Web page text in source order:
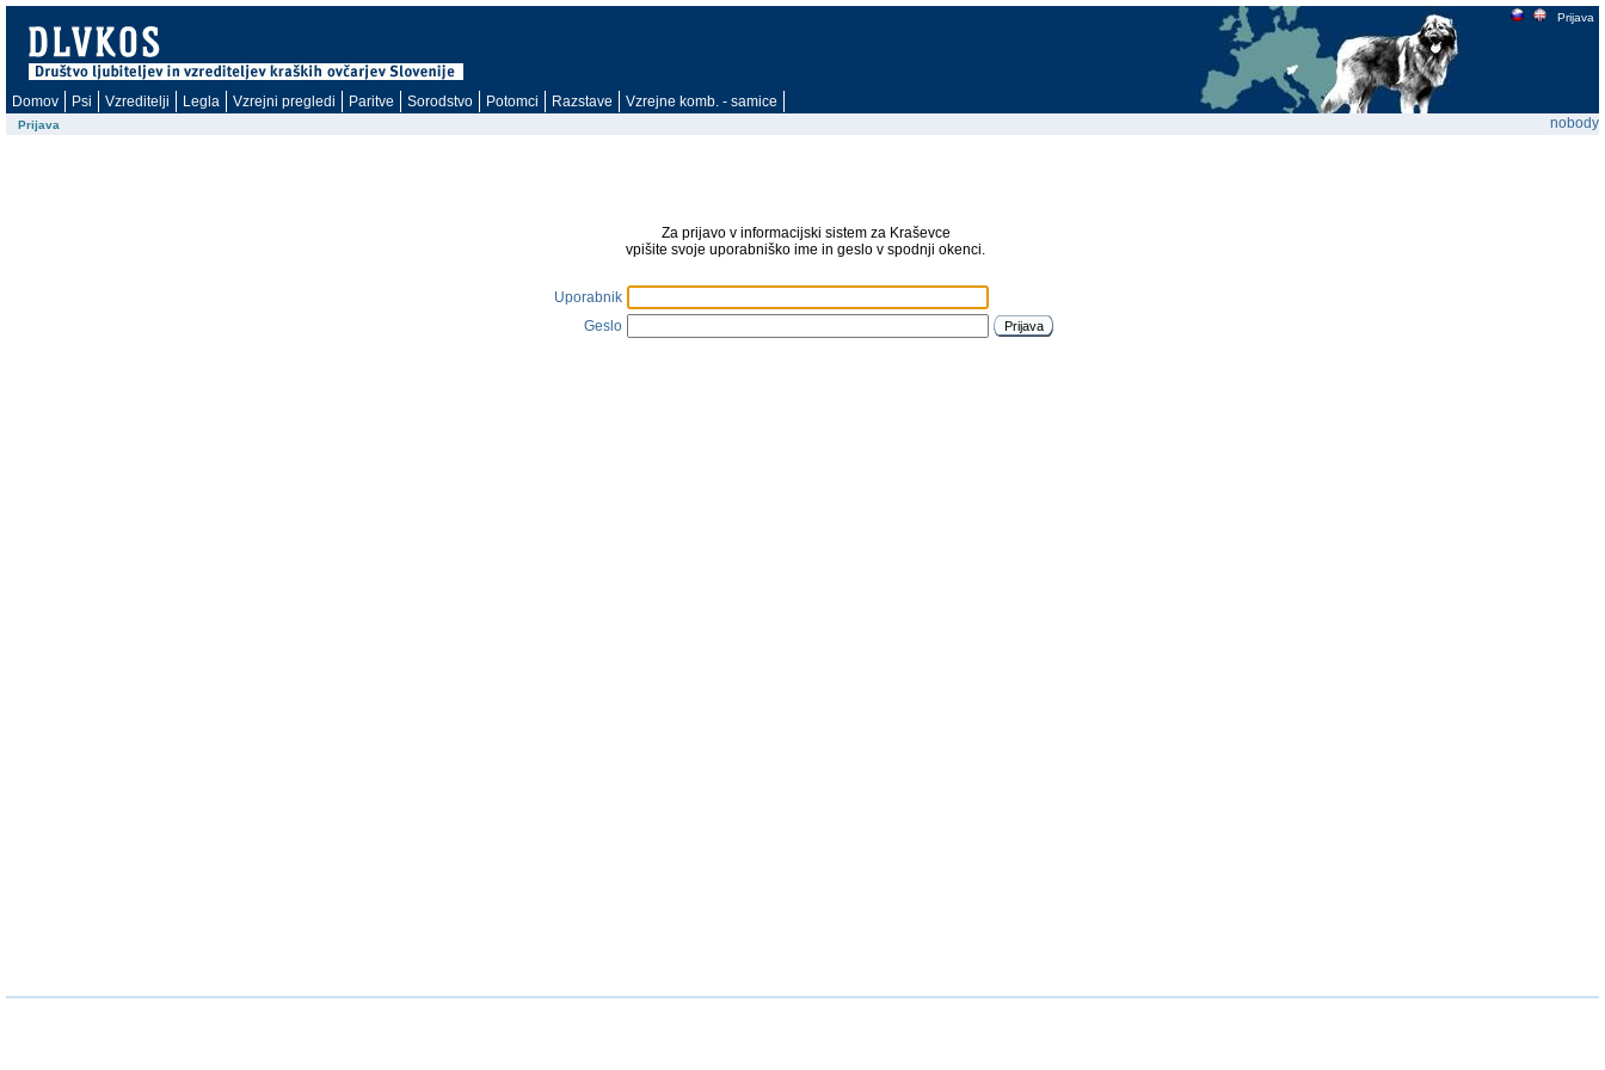
Prijava
Domov Psi Vzreditelji Legla Vzrejni pregledi Paritve Sorodstvo Potomci Razstave Vzrejne komb. - samice
Prijava nobody
Za prijavo v informacijski sistem za Kraševce
vpišite svoje uporabniško ime in geslo v spodnji okenci.
Uporabnik
Geslo
Prijava